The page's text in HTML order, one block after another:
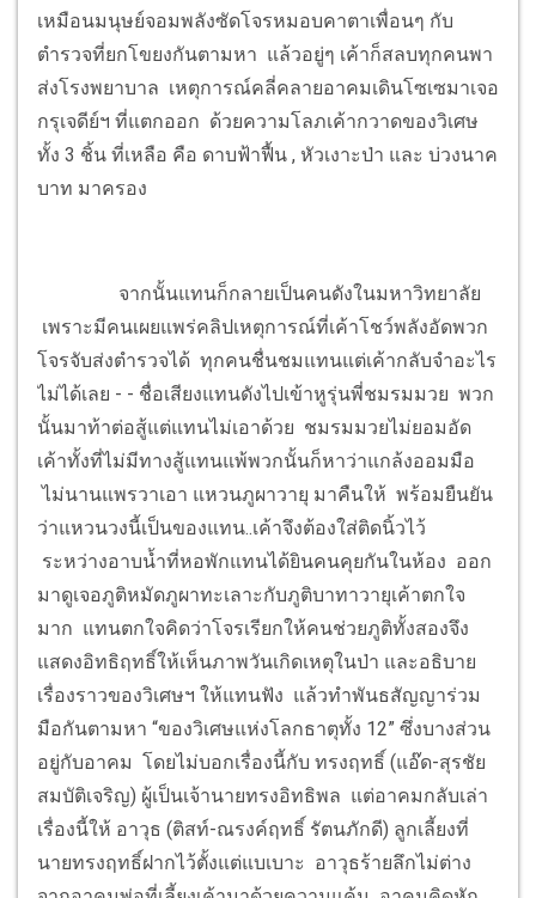
เหมือนมนุษย์จอมพลังซัดโจรหมอบคาตาเพื่อนๆ กับ
ตำรวจที่ยกโขยงกันตามหา แล้วอยู่ๆ เค้าก็สลบทุกคนพา
ส่งโรงพยาบาล เหตุการณ์คลี่คลายอาคมเดินโซเซมาเจอ
กรุเจดีย์ฯ ที่แตกออก ด้วยความโลภเค้ากวาดของวิเศษ
ทั้ง 3 ชิ้น ที่เหลือ คือ ดาบฟ้าฟื้น , หัวเงาะป่า และ บ่วงนาค
บาท มาครอง
จากนั้นแทนก็กลายเป็นคนดังในมหาวิทยาลัย
เพราะมีคนเผยแพร่คลิปเหตุการณ์ที่เค้าโชว์พลังอัดพวก
โจรจับส่งตำรวจได้ ทุกคนชื่นชมแทนแต่เค้ากลับจำอะไร
ไม่ได้เลย - - ชื่อเสียงแทนดังไปเข้าหูรุ่นพี่ชมรมมวย พวก
นั้นมาท้าต่อสู้แต่แทนไม่เอาด้วย ชมรมมวยไม่ยอมอัด
เค้าทั้งที่ไม่มีทางสู้แทนแพ้พวกนั้นก็หาว่าแกล้งออมมือ
ไม่นานแพรวาเอา แหวนภูผาวายุ มาคืนให้ พร้อมยืนยัน
ว่าแหวนวงนี้เป็นของแทน..เค้าจึงต้องใส่ติดนิ้วไว้
ระหว่างอาบน้ำที่หอพักแทนได้ยินคนคุยกันในห้อง ออก
มาดูเจอภูติหมัดภูผาทะเลาะกับภูติบาทาวายุเค้าตกใจ
มาก แทนตกใจคิดว่าโจรเรียกให้คนช่วยภูติทั้งสองจึง
แสดงอิทธิฤทธิ์ให้เห็นภาพวันเกิดเหตุในป่า และอธิบาย
เรื่องราวของวิเศษฯ ให้แทนฟัง แล้วทำพันธสัญญาร่วม
มือกันตามหา “ของวิเศษแห่งโลกธาตุทั้ง 12” ซึ่งบางส่วน
อยู่กับอาคม โดยไม่บอกเรื่องนี้กับ ทรงฤทธิ์ (แอ๊ด-สุรชัย
สมบัติเจริญ) ผู้เป็นเจ้านายทรงอิทธิพล แต่อาคมกลับเล่า
เรื่องนี้ให้ อาวุธ (ติสท์-ณรงค์ฤทธิ์ รัตนภักดี) ลูกเลี้ยงที่
นายทรงฤทธิ์ฝากไว้ตั้งแต่แบเบาะ อาวุธร้ายลึกไม่ต่าง